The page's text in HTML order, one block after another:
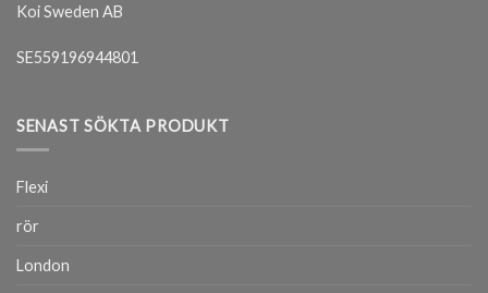
Koi Sweden AB
SE559196944801
SENAST SÖKTA PRODUKT
Flexi
rör
London